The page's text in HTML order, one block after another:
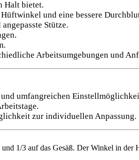
Halt bietet.
und eine bessere
Stütze.
Arbeitsumgebungen und
umfangreichen
zur individuellen Anpassung.
1/3 auf das Gesäß. Der Winkel in der